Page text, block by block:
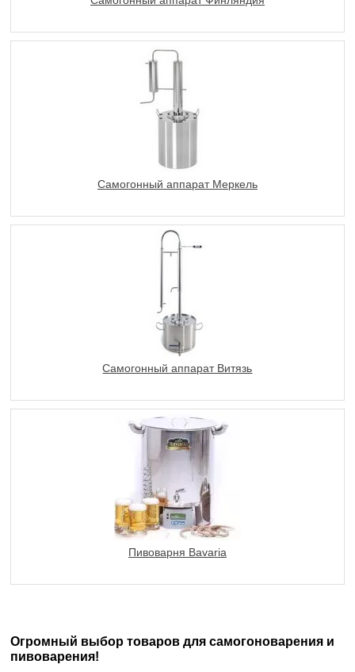
Самогонный аппарат Меркель
Самогонный аппарат Витязь
Пивоварня Bavaria
Огромный выбор товаров для самогоноварения и
пивоварения!